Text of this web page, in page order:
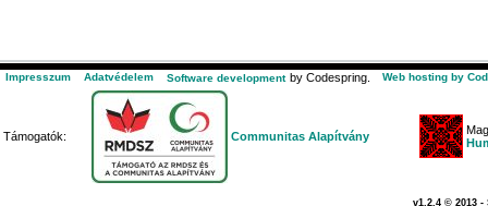
Impresszum Adatvédelem Software development by Codespring. Web hosting by
Támogatók: Communitas Alapítvány
v1.2.4 © 2013